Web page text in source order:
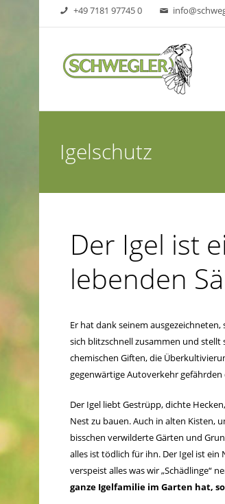
+49 7181 97745 0
Igelschutz
Der Igel ist
lebenden
Er hat dank seinem
sich blitzschnell zusammen und
chemischen Giften, die
gegenwärtige Autoverkehr
Der Igel liebt Gestrüpp, dichte
Nest zu bauen. Auch in alten Kisten,
bisschen verwilderte Gärten und
alles ist tödlich für ihn. Der Igel ist
verspeist alles was wir „Schädlinge“
ganze Igelfamilie im Garten hat,